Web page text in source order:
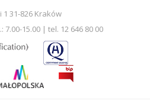
1 31-826 Kraków
7.00-15.00 | tel. 12 646 80 00